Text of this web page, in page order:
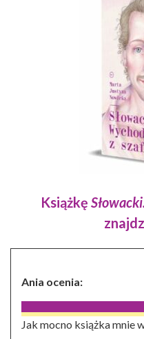
Książkę
Ania ocenia:
Jak mocno książka mnie